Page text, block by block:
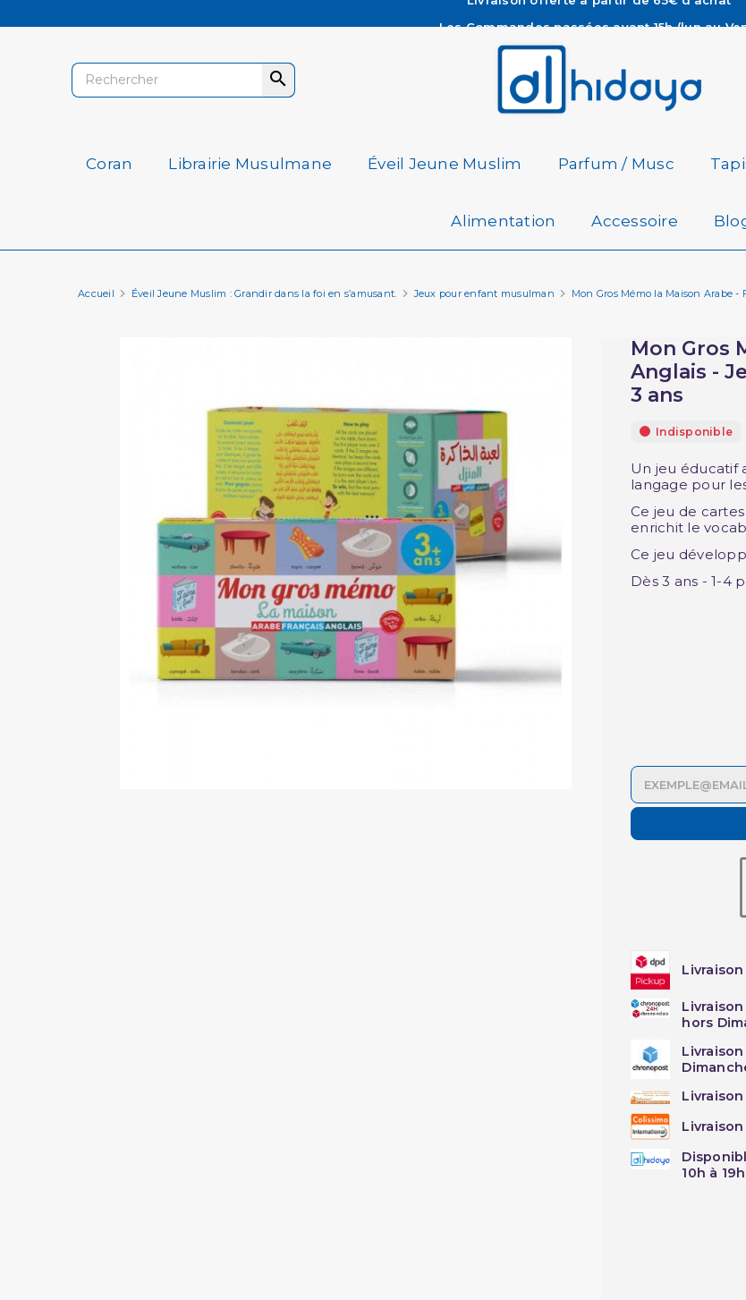
Besoin d'aide ? Retrouvez notre FAQ
Livraison offerte à partir de 65€ d'achat*

Coran Librairie Musulmane Éveil Jeune Muslim Parfum / Musc
Alimentation Accessoire
Accueil Éveil Jeune Muslim : Grandir dans la foi en s’amusant. Jeux pour enfant musulman Mon Gros Mémo la Maison Arabe
Mon Gros
Anglais -
3 ans
Indisponible
Un jeu éducatif
langage pour
Ce jeu de
enrichit le
Ce jeu
Dès 3 ans - 1-4
hors
10h à